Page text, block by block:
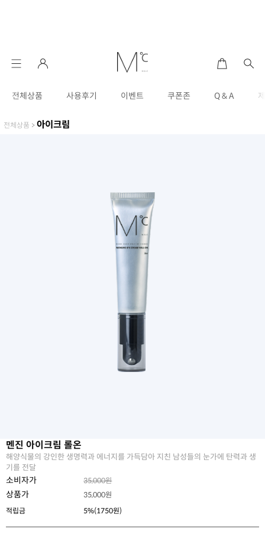
전체상품 사용후기 이벤트 쿠폰존 Q & A
전체상품 > 아이크림
멘진 아이크림 롤온
해양식물의 강인한 생명력과 에너지를 가득담아 지친 남성들의 눈가에 탄력과 생
기를 전달
소비자가 35,000원
상품가 35,000원
적립금
5%(1750원)